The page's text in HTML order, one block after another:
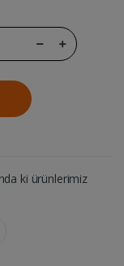
ki ürünlerimiz